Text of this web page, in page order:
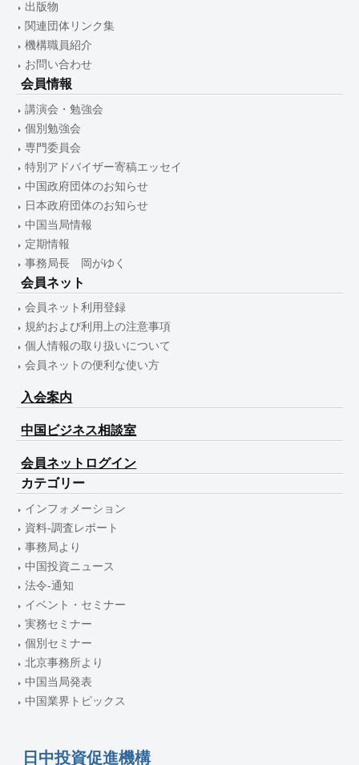
出版物
関連団体リンク集
機構職員紹介
お問い合わせ
会員情報
講演会・勉強会
個別勉強会
専門委員会
特別アドバイザー寄稿エッセイ
中国政府団体のお知らせ
日本政府団体のお知らせ
中国当局情報
定期情報
事務局長 岡がゆく
会員ネット
会員ネット利用登録
規約および利用上の注意事項
個人情報の取り扱いについて
会員ネットの便利な使い方
入会案内
中国ビジネス相談室
会員ネットログイン
カテゴリー
インフォメーション
資料-調査レポート
事務局より
中国投資ニュース
法令-通知
イベント・セミナー
実務セミナー
個別セミナー
北京事務所より
中国当局発表
中国業界トピックス
日中投資促進機構